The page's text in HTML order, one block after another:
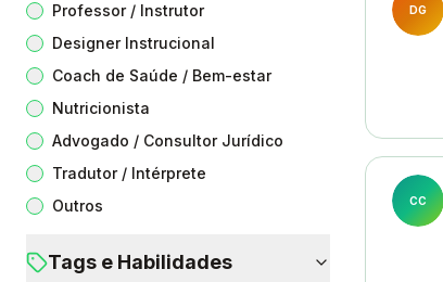
Professor / Instrutor
Designer Instrucional
Coach de Saúde / Bem-estar
Nutricionista
Advogado / Consultor Jurídico
Tradutor / Intérprete
Outros
Tags e Habilidades
DG
CC